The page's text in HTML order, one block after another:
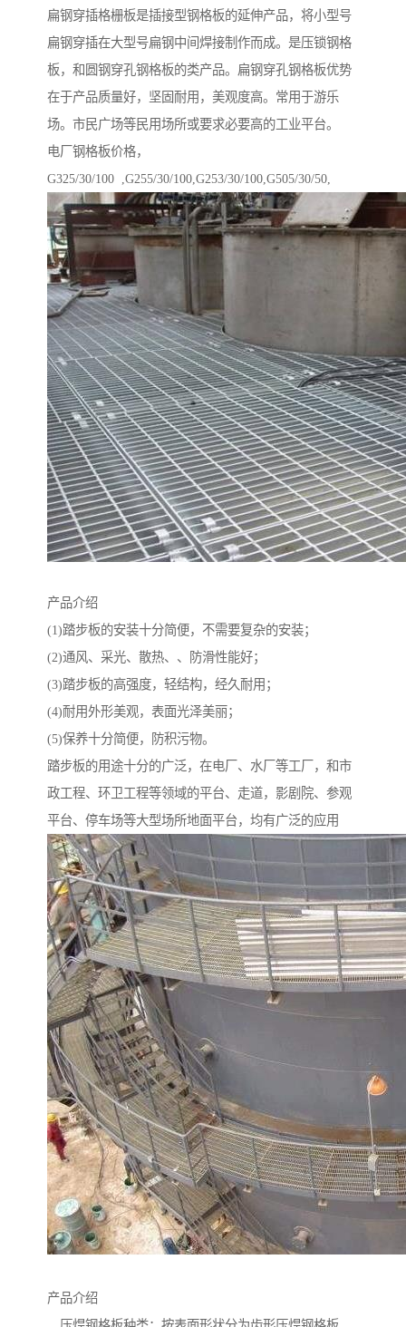
扁钢穿插格栅板是插接型钢格板的延伸产品，将小型号
扁钢穿插在大型号扁钢中间焊接制作而成。是压锁钢格
板，和圆钢穿孔钢格板的类产品。扁钢穿孔钢格板优势
在于产品质量好，坚固耐用，美观度高。常用于游乐
场。市民广场等民用场所或要求必要高的工业平台。
电厂钢格板价格，
G325/30/100 ,G255/30/100,G253/30/100,G505/30/50,
产品介绍
(1)踏步板的安装十分简便，不需要复杂的安装；
(2)通风、采光、散热、、防滑性能好；
(3)踏步板的高强度，轻结构，经久耐用；
(4)耐用外形美观，表面光泽美丽；
(5)保养十分简便，防积污物。
踏步板的用途十分的广泛，在电厂、水厂等工厂，和市
政工程、环卫工程等领域的平台、走道，影剧院、参观
平台、停车场等大型场所地面平台，均有广泛的应用
产品介绍